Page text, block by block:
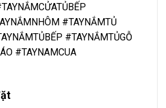
#TAYNẮMTỦ
#TAYNẮMTỦGỖ
#TAYNAMCUA